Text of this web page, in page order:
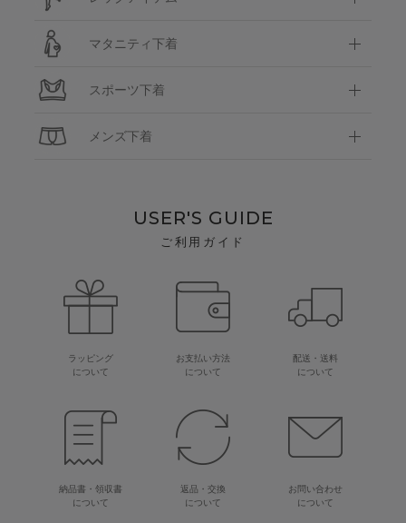
マタニティ下着
スポーツ下着
メンズ下着
USER'S GUIDE
ご利用ガイド
ラッピング
について
お支払い方法
について
配送・送料
について
納品書・領収書
について
返品・交換
について
お問い合わせ
について